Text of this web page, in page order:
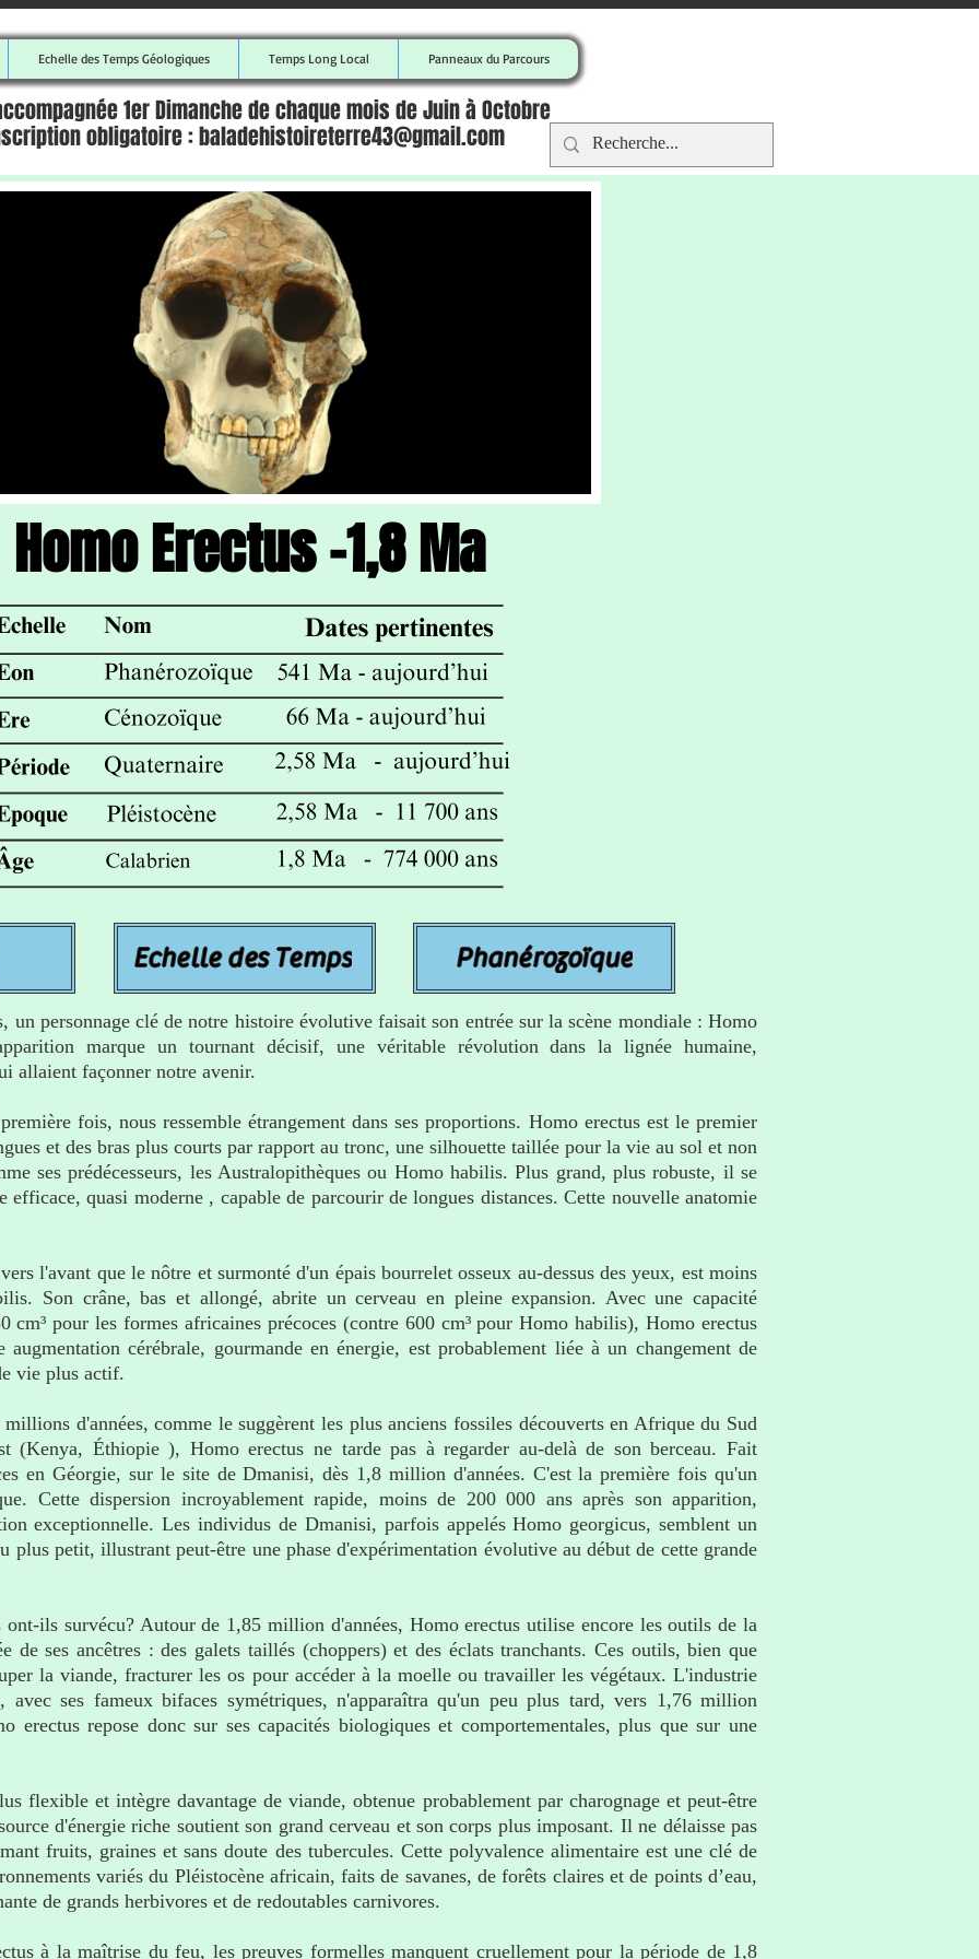
Echelle des Temps Géologiques Temps Long Local Panneaux du Parcours
1er Dimanche de chaque mois de Juin à Octobre
obligatoire : baladehistoireterre43@gmail.com
Homo Erectus -1,8 Ma
Echelle des Temps Phanérozoïque
personnage clé de notre histoire évolutive faisait son entrée sur la scène mondiale : Homo
marque un tournant décisif, une véritable révolution dans la lignée humaine,
allaient façonner notre avenir.
fois, nous ressemble étrangement dans ses proportions. Homo erectus est le premier
et des bras plus courts par rapport au tronc, une silhouette taillée pour la vie au sol et non
ses prédécesseurs, les Australopithèques ou Homo habilis. Plus grand, plus robuste, il se
efficace, quasi moderne , capable de parcourir de longues distances. Cette nouvelle anatomie
l'avant que le nôtre et surmonté d'un épais bourrelet osseux au-dessus des yeux, est moins
Son crâne, bas et allongé, abrite un cerveau en pleine expansion. Avec une capacité
cm³ pour les formes africaines précoces (contre 600 cm³ pour Homo habilis), Homo erectus
cérébrale, gourmande en énergie, est probablement liée à un changement de
vie plus actif.
d'années, comme le suggèrent les plus anciens fossiles découverts en Afrique du Sud
Éthiopie ), Homo erectus ne tarde pas à regarder au-delà de son berceau. Fait
en Géorgie, sur le site de Dmanisi, dès 1,8 million d'années. C'est la première fois qu'un
Cette dispersion incroyablement rapide, moins de 200 000 ans après son apparition,
exceptionnelle. Les individus de Dmanisi, parfois appelés Homo georgicus, semblent un
plus petit, illustrant peut-être une phase d'expérimentation évolutive au début de cette grande
ont-ils survécu? Autour de 1,85 million d'années, Homo erectus utilise encore les outils de la
de ses ancêtres : des galets taillés (choppers) et des éclats tranchants. Ces outils, bien que
la viande, fracturer les os pour accéder à la moelle ou travailler les végétaux. L'industrie
avec ses fameux bifaces symétriques, n'apparaîtra qu'un peu plus tard, vers 1,76 million
erectus repose donc sur ses capacités biologiques et comportementales, plus que sur une
flexible et intègre davantage de viande, obtenue probablement par charognage et peut-être
d'énergie riche soutient son grand cerveau et son corps plus imposant. Il ne délaisse pas
fruits, graines et sans doute des tubercules. Cette polyvalence alimentaire est une clé de
variés du Pléistocène africain, faits de savanes, de forêts claires et de points d’eau,
de grands herbivores et de redoutables carnivores.
à la maîtrise du feu, les preuves formelles manquent cruellement pour la période de 1,8